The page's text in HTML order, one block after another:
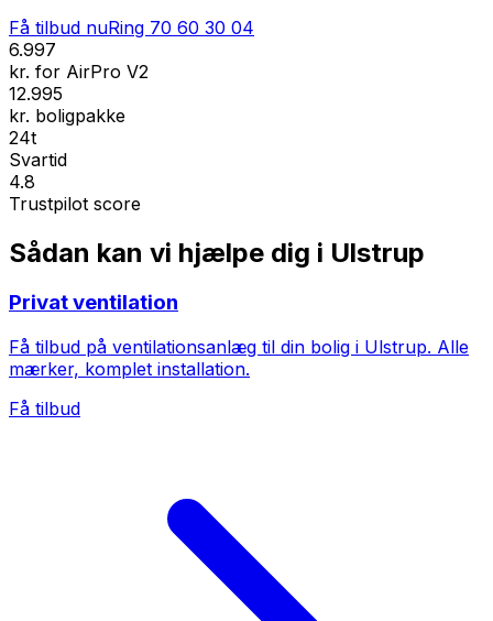
Få tilbud nuRing 70 60 30 04
6.997
kr. for AirPro V2
12.995
kr. boligpakke
24t
Svartid
4.8
Trustpilot score
Sådan kan vi hjælpe dig i Ulstrup
Privat ventilation
Få tilbud på ventilationsanlæg til din bolig i Ulstrup. Alle
mærker, komplet installation.
Få tilbud